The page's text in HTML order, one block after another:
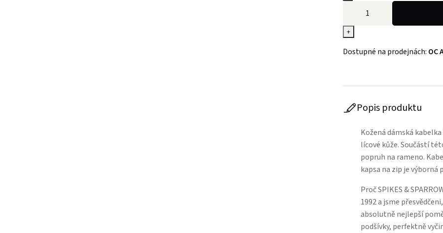
+
Dostupné na prodejnách: OC
Popis produktu
Kožená dámská kabelka
lícové kůže. Součástí
popruh na rameno.
kapsa na zip je výborná
Proč SPIKES &
1992 a jsme
absolutně nejlepší
podšívky, perfektně